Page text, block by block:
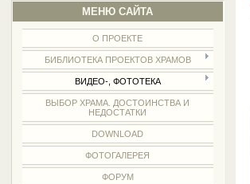
МЕНЮ САЙТА
О ПРОЕКТЕ
БИБЛИОТЕКА ПРОЕКТОВ ХРАМОВ
ВИДЕО-, ФОТОТЕКА
ВЫБОР ХРАМА. ДОСТОИНСТВА И
НЕДОСТАТКИ
DOWNLOAD
ФОТОГАЛЕРЕЯ
ФОРУМ